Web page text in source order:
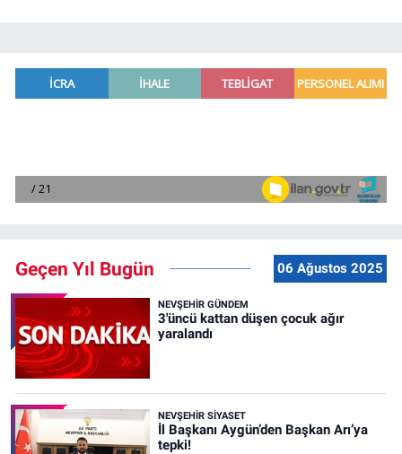
Geçen Yıl Bugün 06 Ağustos 2025
NEVŞEHIR GÜNDEM
3'üncü kattan düşen çocuk ağır
yaralandı
NEVŞEHIR SIYASET
İl Başkanı Aygün’den Başkan Arı’ya
tepki!